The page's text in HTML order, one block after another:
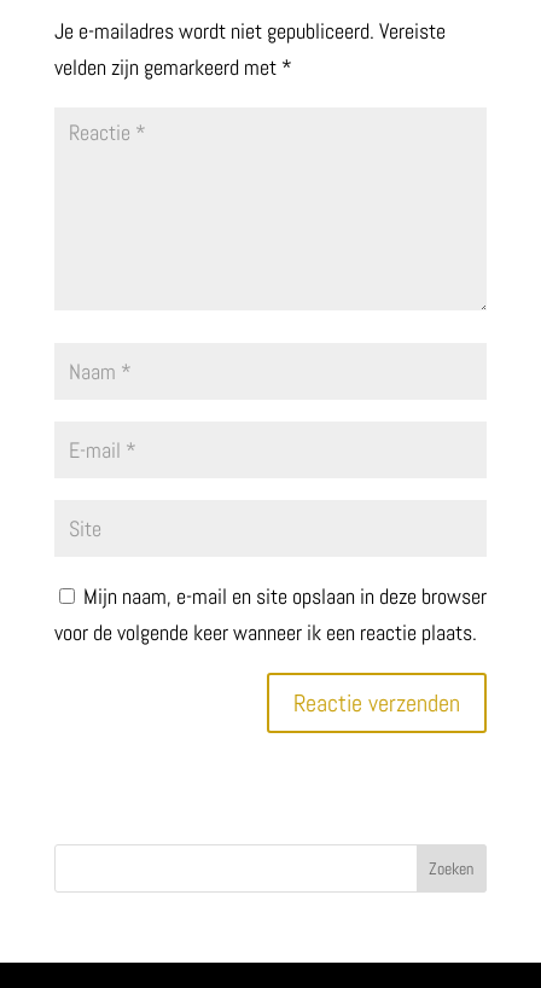
Je e-mailadres wordt niet gepubliceerd. Vereiste
velden zijn gemarkeerd met *
Mijn naam, e-mail en site opslaan in deze browser
voor de volgende keer wanneer ik een reactie plaats.